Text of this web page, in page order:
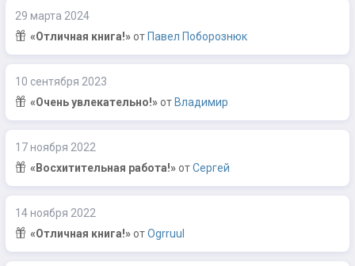
29 марта 2024
«Отличная книга!»от Павел Поборознюк
10 сентября 2023
«Очень увлекательно!»от Владимир
17 ноября 2022
«Восхитительная работа!»отСергей
14 ноября 2022
«Отличная книга!»отOgrruul